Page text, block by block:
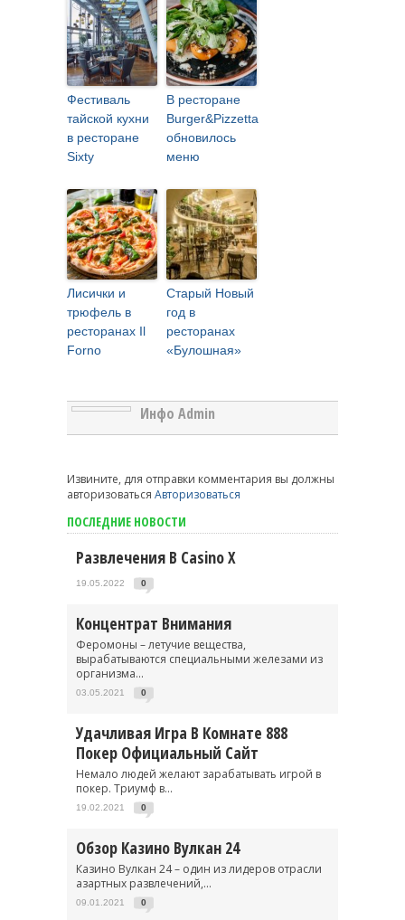
Фестиваль
тайской кухни
в ресторане
Sixty
В ресторане
Burger&Pizzetta
обновилось
меню
Лисички и
трюфель в
ресторанах Il
Forno
Старый Новый
год в
ресторанах
«Булошная»
Инфо Admin
Извините, для отправки комментария вы должны
авторизоваться Авторизоваться
ПОСЛЕДНИЕ НОВОСТИ
Развлечения В Casino X
19.05.2022 0
Концентрат Внимания
Феромоны – летучие вещества,
вырабатываются специальными железами из
организма...
03.05.2021 0
Удачливая Игра В Комнате 888
Покер Официальный Сайт
Немало людей желают зарабатывать игрой в
покер. Триумф в...
19.02.2021 0
Обзор Казино Вулкан 24
Казино Вулкан 24 – один из лидеров отрасли
азартных развлечений,...
09.01.2021 0